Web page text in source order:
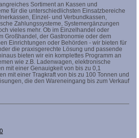
Sortiment an Kassen und
für die unterschiedlichsten Einsatzbereiche
Einzel- und Verbundkassen,
Zahlungssysteme, Systemergänzungen
vieles mehr. Ob im Einzelhandel oder
Großhandel, der Gastronomie oder dem
Einrichtungen oder Behörden - wir bieten für
die praxisgerechte Lösung und passende
bieten wir ein komplettes Programm an
wie z.B. Ladenwagen, elektronische
mit einer Genauigkeit von bis zu 0,1
mit einer Tragkraft von bis zu 100 Tonnen und
die den Wareneingang bis zum Verkauf